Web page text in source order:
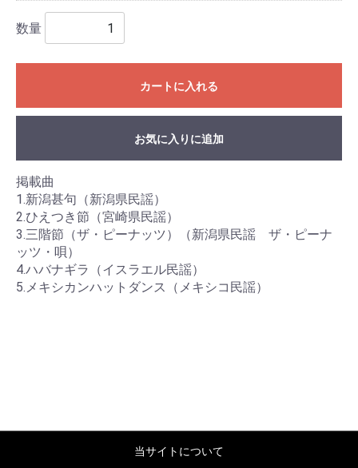
数量
カートに入れる
お気に入りに追加
掲載曲
1.新潟甚句（新潟県民謡）
2.ひえつき節（宮崎県民謡）
3.三階節（ザ・ピーナッツ）（新潟県民謡 ザ・ピーナ
ッツ・唄）
4.ハバナギラ（イスラエル民謡）
5.メキシカンハットダンス（メキシコ民謡）
当サイトについて